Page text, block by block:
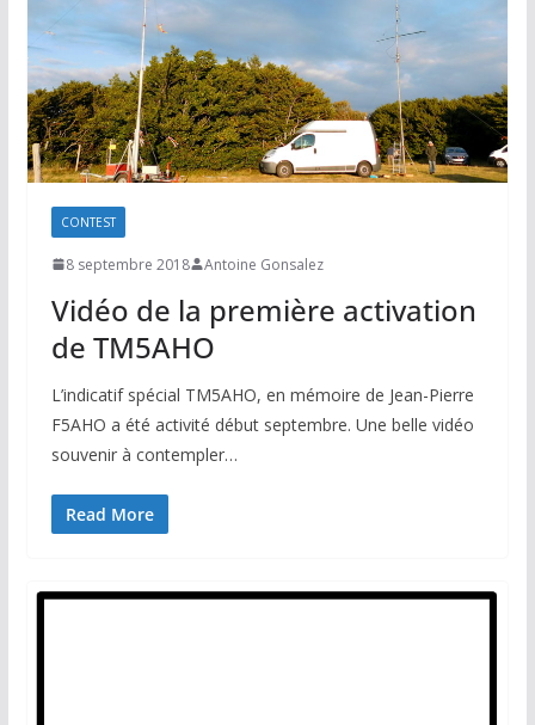
CONTEST
8 septembre 2018 Antoine Gonsalez
Vidéo de la première activation
de TM5AHO
L’indicatif spécial TM5AHO, en mémoire de Jean-Pierre
F5AHO a été activité début septembre. Une belle vidéo
souvenir à contempler…
Read More